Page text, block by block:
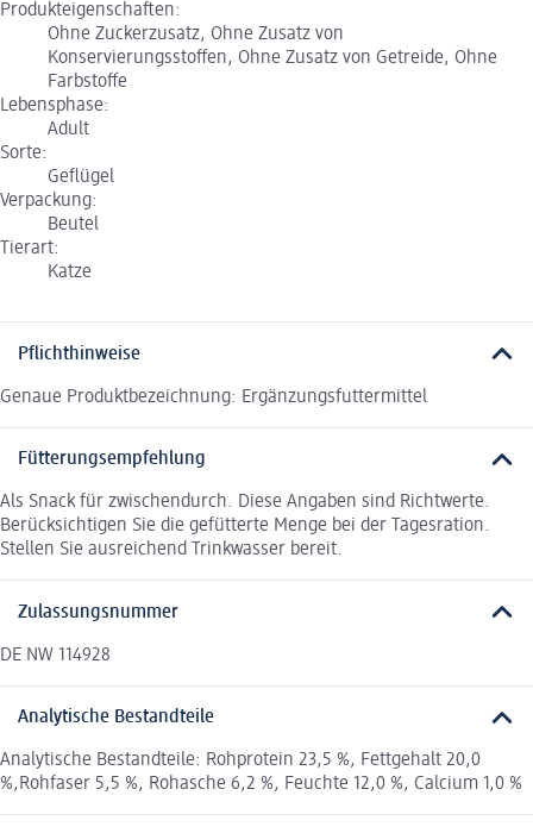
Produkteigenschaften:
Ohne Zuckerzusatz, Ohne Zusatz von
Konservierungsstoffen, Ohne Zusatz von Getreide, Ohne
Farbstoffe
Lebensphase:
Adult
Sorte:
Geflügel
Verpackung:
Beutel
Tierart:
Katze
Pflichthinweise
Genaue Produktbezeichnung: Ergänzungsfuttermittel
Fütterungsempfehlung
Als Snack für zwischendurch. Diese Angaben sind Richtwerte.
Berücksichtigen Sie die gefütterte Menge bei der Tagesration.
Stellen Sie ausreichend Trinkwasser bereit.
Zulassungsnummer
DE NW 114928
Analytische Bestandteile
Analytische Bestandteile: Rohprotein 23,5 %, Fettgehalt 20,0
%,Rohfaser 5,5 %, Rohasche 6,2 %, Feuchte 12,0 %, Calcium 1,0 %